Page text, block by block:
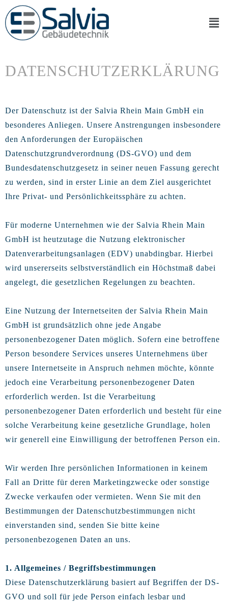
DATENSCHUTZERKLÄRUNG
Der Datenschutz ist der Salvia Rhein Main GmbH ein
besonderes Anliegen. Unsere Anstrengungen insbesondere
den Anforderungen der Europäischen
Datenschutzgrundverordnung (DS-GVO) und dem
Bundesdatenschutzgesetz in seiner neuen Fassung gerecht
zu werden, sind in erster Linie an dem Ziel ausgerichtet
Ihre Privat- und Persönlichkeitssphäre zu achten.
Für moderne Unternehmen wie der Salvia Rhein Main
GmbH ist heutzutage die Nutzung elektronischer
Datenverarbeitungsanlagen (EDV) unabdingbar. Hierbei
wird unsererseits selbstverständlich ein Höchstmaß dabei
angelegt, die gesetzlichen Regelungen zu beachten.
Eine Nutzung der Internetseiten der Salvia Rhein Main
GmbH ist grundsätzlich ohne jede Angabe
personenbezogener Daten möglich. Sofern eine betroffene
Person besondere Services unseres Unternehmens über
unsere Internetseite in Anspruch nehmen möchte, könnte
jedoch eine Verarbeitung personenbezogener Daten
erforderlich werden. Ist die Verarbeitung
personenbezogener Daten erforderlich und besteht für eine
solche Verarbeitung keine gesetzliche Grundlage, holen
wir generell eine Einwilligung der betroffenen Person ein.
Wir werden Ihre persönlichen Informationen in keinem
Fall an Dritte für deren Marketingzwecke oder sonstige
Zwecke verkaufen oder vermieten. Wenn Sie mit den
Bestimmungen der Datenschutzbestimmungen nicht
einverstanden sind, senden Sie bitte keine
personenbezogenen Daten an uns.
1. Allgemeines / Begriffsbestimmungen
Diese Datenschutzerklärung basiert auf Begriffen der DS-
GVO und soll für jede Person einfach lesbar und